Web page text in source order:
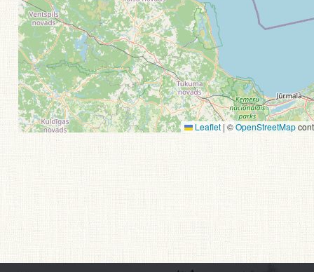
Leaflet | ©OpenStreetMap